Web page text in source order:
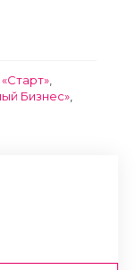
Бизнес»